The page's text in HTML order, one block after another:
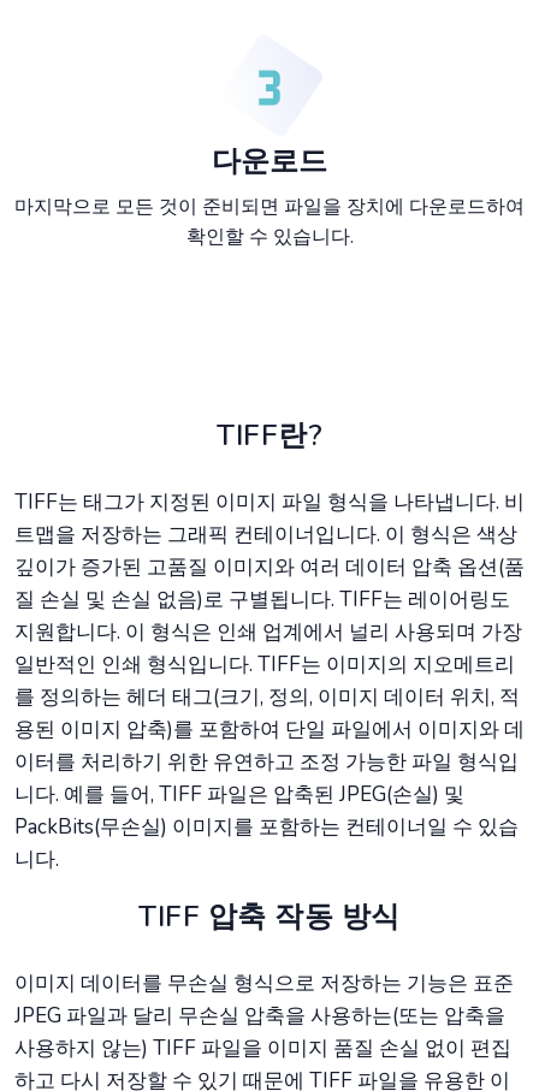
다운로드
마지막으로 모든 것이 준비되면 파일을 장치에 다운로드하여
확인할 수 있습니다.
TIFF란?
TIFF는 태그가 지정된 이미지 파일 형식을 나타냅니다. 비
트맵을 저장하는 그래픽 컨테이너입니다. 이 형식은 색상
깊이가 증가된 고품질 이미지와 여러 데이터 압축 옵션(품
질 손실 및 손실 없음)로 구별됩니다. TIFF는 레이어링도
지원합니다. 이 형식은 인쇄 업계에서 널리 사용되며 가장
일반적인 인쇄 형식입니다. TIFF는 이미지의 지오메트리
를 정의하는 헤더 태그(크기, 정의, 이미지 데이터 위치, 적
용된 이미지 압축)를 포함하여 단일 파일에서 이미지와 데
이터를 처리하기 위한 유연하고 조정 가능한 파일 형식입
니다. 예를 들어, TIFF 파일은 압축된 JPEG(손실) 및
PackBits(무손실) 이미지를 포함하는 컨테이너일 수 있습
니다.
TIFF 압축 작동 방식
이미지 데이터를 무손실 형식으로 저장하는 기능은 표준
JPEG 파일과 달리 무손실 압축을 사용하는(또는 압축을
사용하지 않는) TIFF 파일을 이미지 품질 손실 없이 편집
하고 다시 저장할 수 있기 때문에 TIFF 파일을 유용한 이